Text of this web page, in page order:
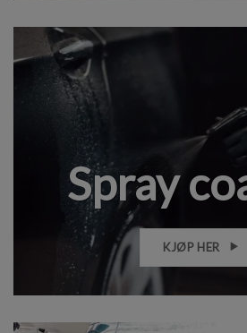
Spray
KJØP HER